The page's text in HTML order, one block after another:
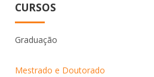
CURSOS
Graduação
Mestrado e Doutorado